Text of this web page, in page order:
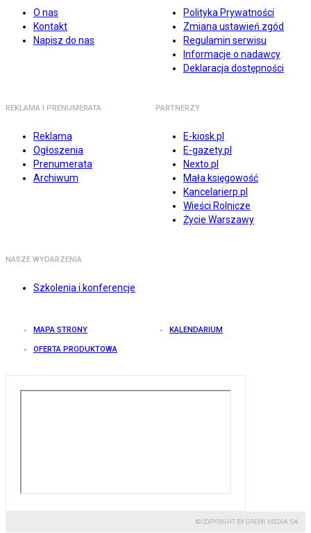
O nas
Kontakt
Napisz do nas
Polityka Prywatności
Zmiana ustawień zgód
Regulamin serwisu
Informacje o nadawcy
Deklaracja dostępności
REKLAMA I PRENUMERATA
Reklama
Ogłoszenia
Prenumerata
Archiwum
PARTNERZY
E-kiosk.pl
E-gazety.pl
Nexto.pl
Mała księgowość
Kancelarierp.pl
Wieści Rolnicze
Życie Warszawy
NASZE WYDARZENIA
Szkolenia i konferencje
MAPA STRONY KALENDARIUM
OFERTA PRODUKTOWA
© COPYRIGHT BY GREMI MEDIA SA